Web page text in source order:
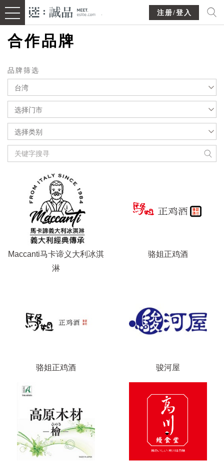
注册/登入
合作品牌
品牌筛选
台湾
选择门市
选择类别
Maccanti马卡谛义大利冰淇
淋
骆姐正鸡酒
骆姐正鸡酒 骏河屋